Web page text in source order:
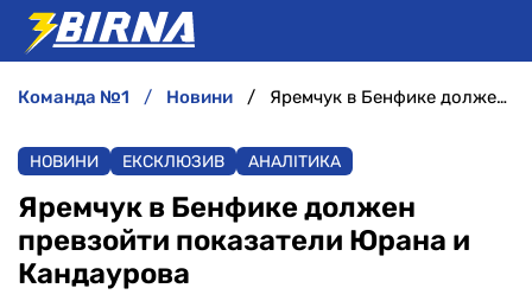
АНАЛІТИКА
ІНТЕРВ'Ю
команда №1 новини Яремчук в Бенфике должен превзойти показатели Юрана и Кандаурова
НОВИНИ ЕКСКЛЮЗИВ АНАЛІТИКА
Яремчук в Бенфике должен
превзойти показатели Юрана и
Кандаурова